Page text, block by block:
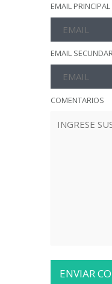
EMAIL PRINCIPAL
EMAIL
COMENTARIOS